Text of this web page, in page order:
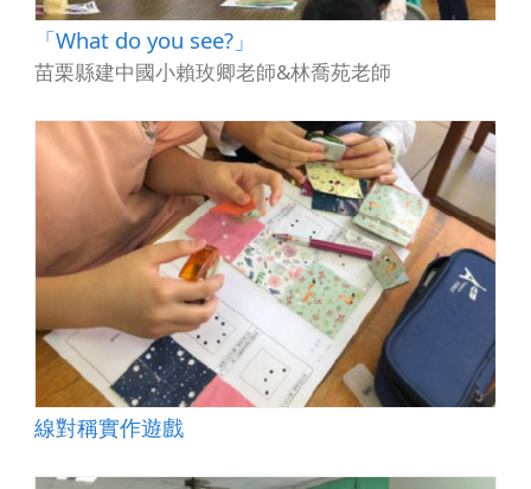
「What do you see?」
苗栗縣建中國小賴玫卿老師&林喬苑老師
線對稱實作遊戲